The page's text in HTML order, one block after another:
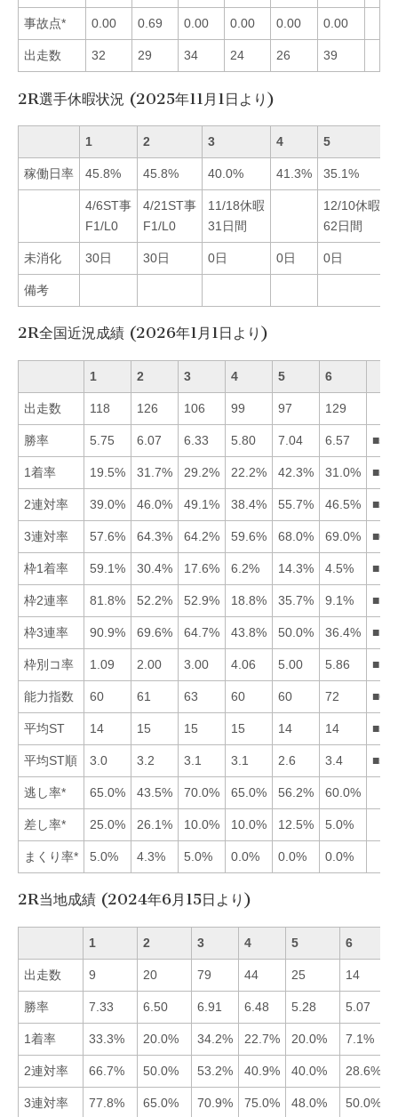
事故点* 0.00 0.69 0.00 0.00 0.00 0.00
出走数 32 29 34 24 26 39
2R選手休暇状況 (2025年11月1日より)
1 2 3 4 5
稼働日率 45.8% 45.8% 40.0% 41.3% 35.1%
4/6ST事
F1/L0
4/21ST事
F1/L0
11/18休暇
31日間
12/10休暇
62日間
未消化 30日 30日 0日 0日 0日
備考
2R全国近況成績 (2026年1月1日より)
1 2 3 4 5 6
出走数 118 126 106 99 97 129
勝率 5.75 6.07 6.33 5.80 7.04 6.57
1着率 19.5% 31.7% 29.2% 22.2% 42.3% 31.0%
2連対率 39.0% 46.0% 49.1% 38.4% 55.7% 46.5%
3連対率 57.6% 64.3% 64.2% 59.6% 68.0% 69.0%
枠1着率 59.1% 30.4% 17.6% 6.2% 14.3% 4.5%
枠2連率 81.8% 52.2% 52.9% 18.8% 35.7% 9.1%
枠3連率 90.9% 69.6% 64.7% 43.8% 50.0% 36.4%
枠別コ率 1.09 2.00 3.00 4.06 5.00 5.86
能力指数 60 61 63 60 60 72
平均ST 14 15 15 15 14 14
平均ST順 3.0 3.2 3.1 3.1 2.6 3.4
逃し率* 65.0% 43.5% 70.0% 65.0% 56.2% 60.0%
差し率* 25.0% 26.1% 10.0% 10.0% 12.5% 5.0%
まくり率* 5.0% 4.3% 5.0% 0.0% 0.0% 0.0%
2R当地成績 (2024年6月15日より)
1 2 3 4 5 6
出走数 9 20 79 44 25 14
勝率 7.33 6.50 6.91 6.48 5.28 5.07
1着率 33.3% 20.0% 34.2% 22.7% 20.0% 7.1%
2連対率 66.7% 50.0% 53.2% 40.9% 40.0% 28.6%
3連対率 77.8% 65.0% 70.9% 75.0% 48.0% 50.0%